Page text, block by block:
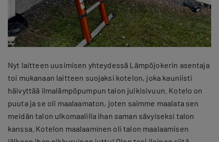
Nyt laitteen uusimisen yhteydessä Lämpöjokerin asentaja
toi mukanaan laitteen suojaksi kotelon, joka kauniisti
häivyttää ilmalämpöpumpun talon julkisivuun. Kotelo on
puuta ja se oli maalaamaton, joten saimme maalata sen
meidän talon ulkomaalilla ihan saman sävyiseksi talon
kanssa. Kotelon maalaaminen oli talon maalaamisen